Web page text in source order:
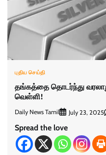
புதிய செய்தி
தங்கத்தை தொடர்ந்து
வெள்ளி!
Daily News Tamil July 23, 2025
Spread the love